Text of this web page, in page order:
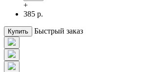
+
385 р.
Купить Быстрый заказ